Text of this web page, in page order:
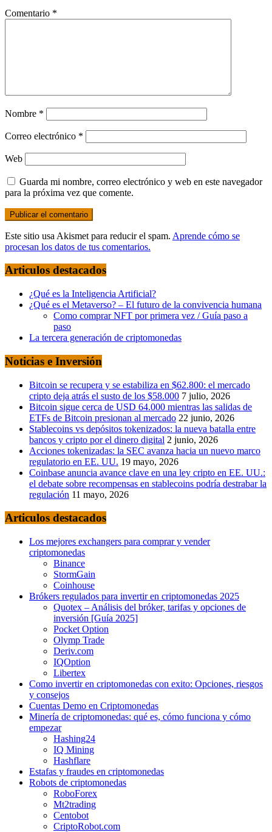
Comentario *
Nombre *
Correo electrónico *
Web
Guarda mi nombre, correo electrónico y web en este navegador
para la próxima vez que comente.
Este sitio usa Akismet para reducir el spam. Aprende cómo se
procesan los datos de tus comentarios.
Articulos destacados
¿Qué es la Inteligencia Artificial?
¿Qué es el Metaverso? – El futuro de la convivencia humana
Como comprar NFT por primera vez / Guía paso a
paso
La tercera generación de criptomonedas
Noticias e Inversión
Bitcoin se recupera y se estabiliza en $62.800: el mercado
cripto deja atrás el susto de los $58.000 7 julio, 2026
Bitcoin sigue cerca de USD 64.000 mientras las salidas de
ETFs de Bitcoin presionan al mercado 22 junio, 2026
Stablecoins vs depósitos tokenizados: la nueva batalla entre
bancos y cripto por el dinero digital 2 junio, 2026
Acciones tokenizadas: la SEC avanza hacia un nuevo marco
regulatorio en EE. UU. 19 mayo, 2026
Coinbase anuncia avance clave en una ley cripto en EE. UU.:
el debate sobre recompensas en stablecoins podría destrabar la
regulación 11 mayo, 2026
Articulos destacados
Los mejores exchangers para comprar y vender
criptomonedas
Binance
StormGain
Coinhouse
Brókers regulados para invertir en criptomonedas 2025
Quotex – Análisis del bróker, tarifas y opciones de
inversión [Guía 2025]
Pocket Option
Olymp Trade
Deriv.com
IQOption
Libertex
Como invertir en criptomonedas con exito: Opciones, riesgos
y consejos
Cuentas Demo en Criptomonedas
Minería de criptomonedas: qué es, cómo funciona y cómo
empezar
Hashing24
IQ Mining
Hashflare
Estafas y fraudes en criptomonedas
Robots de criptomonedas
RoboForex
Mt2trading
Centobot
CriptoRobot.com